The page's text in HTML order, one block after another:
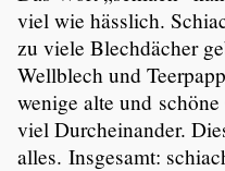
viel wie hässlich.
zu viele Blech­dä­cher
Wellblech und
wenige alte und
viel Durch­ein­ander.
alles. Insgesamt: